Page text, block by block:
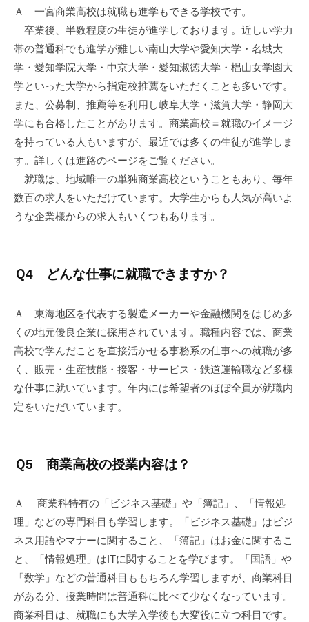
Ａ 一宮商業高校は就職も進学もできる学校です。
卒業後、半数程度の生徒が進学しております。近しい学力
帯の普通科でも進学が難しい南山大学や愛知大学・名城大
学・愛知学院大学・中京大学・愛知淑徳大学・椙山女学園大
学といった大学から指定校推薦をいただくことも多いです。
また、公募制、推薦等を利用し岐阜大学・滋賀大学・静岡大
学にも合格したことがあります。商業高校＝就職のイメージ
を持っている人もいますが、最近では多くの生徒が進学しま
す。詳しくは進路のページをご覧ください。
就職は、地域唯一の単独商業高校ということもあり、毎年
数百の求人をいただけています。大学生からも人気が高いよ
うな企業様からの求人もいくつもあります。
Ｑ4 どんな仕事に就職できますか？
Ａ 東海地区を代表する製造メーカーや金融機関をはじめ多
くの地元優良企業に採用されています。職種内容では、商業
高校で学んだことを直接活かせる事務系の仕事への就職が多
く、販売・生産技能・接客・サービス・鉄道運輸職など多様
な仕事に就いています。年内には希望者のほぼ全員が就職内
定をいただいています。
Ｑ5 商業高校の授業内容は？
Ａ 商業科特有の「ビジネス基礎」や「簿記」、「情報処
理」などの専門科目も学習します。「ビジネス基礎」はビジ
ネス用語やマナーに関すること、「簿記」はお金に関するこ
と、「情報処理」はITに関することを学びます。「国語」や
「数学」などの普通科目ももちろん学習しますが、商業科目
がある分、授業時間は普通科に比べて少なくなっています。
商業科目は、就職にも大学入学後も大変役に立つ科目です。